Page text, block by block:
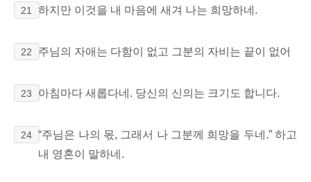
21 하지만 이것을 내 마음에 새겨 나는 희망하네.
22 주님의 자애는 다함이 없고 그분의 자비는 끝이 없어
23 아침마다 새롭다네. 당신의 신의는 크기도 합니다.
24 “주님은 나의 몫, 그래서 나 그분께 희망을 두네.” 하고
내 영혼이 말하네.